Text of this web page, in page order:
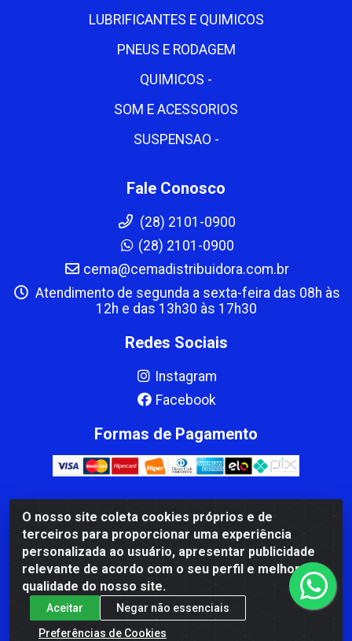
O nosso site coleta cookies próprios e de
terceiros para proporcionar uma experiência
personalizada ao usuário, apresentar publicidade
relevante de acordo com o seu perfil e melhorar a
qualidade do nosso site.
Aceitar
Negar não essenciais
Preferências de Cookies
LUBRIFICANTES E QUIMICOS
PNEUS E RODAGEM
QUIMICOS -
SOM E ACESSORIOS
SUSPENSAO -
Fale Conosco
(28) 2101-0900
(28) 2101-0900
cema@cemadistribuidora.com.br
Atendimento de segunda a sexta-feira das 08h às
12h e das 13h30 às 17h30
Redes Sociais
Instagram
Facebook
Formas de Pagamento
CBP MACEDO COMERCIO PEÇAS LTDA Matriz - av Mauro
Miranda Madureira, 1249 - Coramara , Cachoeiro de
Itapemirim/ES - CEP 29.311-310 - CNPJ 00.502.680/0001-41